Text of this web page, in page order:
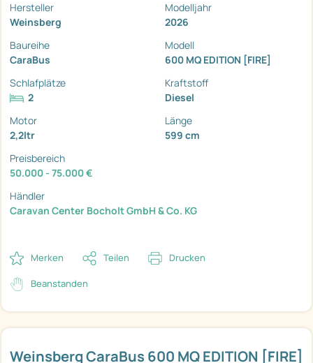
Weinsberg CaraBus 600 MQ EDITION [FIRE]
Hersteller
Weinsberg
Modelljahr
2026
Baureihe
CaraBus
Modell
600 MQ EDITION [FIRE]
Schlafplätze
2
Kraftstoff
Diesel
Motor
2,2ltr
Länge
599 cm
Preisbereich
50.000 - 75.000 €
Händler
Caravan Center Bocholt GmbH & Co. KG
Merken Teilen Drucken
Beanstanden